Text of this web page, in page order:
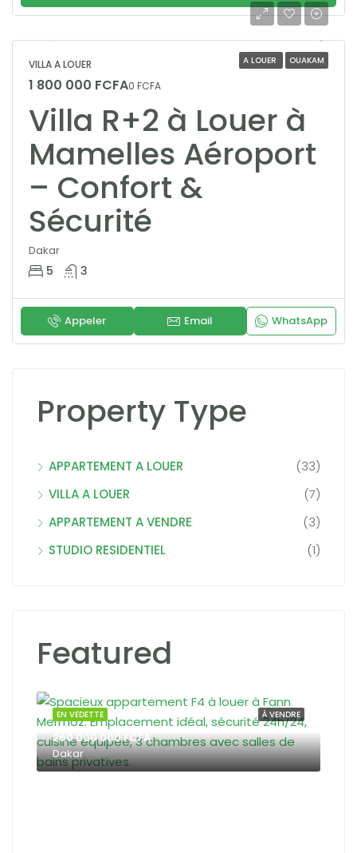
A LOUER OUAKAM
VILLA A LOUER
1 800 000 FCFA0 FCFA
Villa R+2 à Louer à
Mamelles Aéroport
– Confort &
Sécurité
Dakar
5 3
Appeler Email WhatsApp
Property Type
APPARTEMENT A LOUER
(33)
VILLA A LOUER
(7)
APPARTEMENT A VENDRE
(3)
STUDIO RESIDENTIEL
(1)
Featured
À VENDRE
EN VEDETTE
260 000 000 FCFA
Dakar